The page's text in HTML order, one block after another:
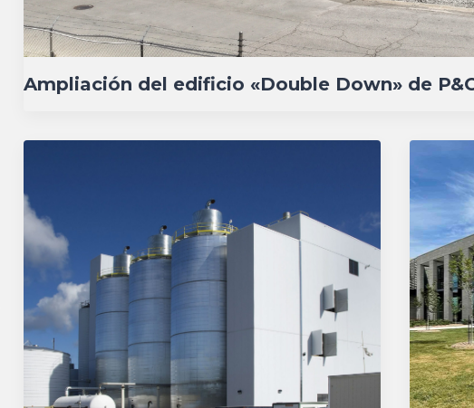
Ampliación del edificio «Double Down» de